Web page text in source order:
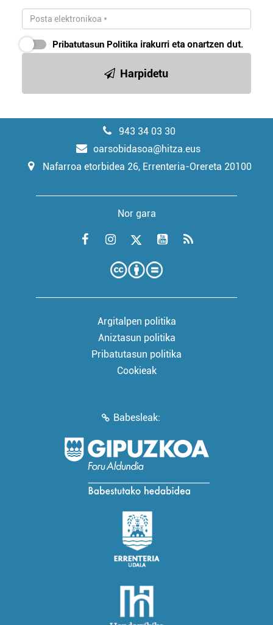
Pribatutasun Politika irakurri eta onartzen dut.
Harpidetu
943 34 03 30
oarsobidasoa@hitza.eus
Nafarroa etorbidea 26, Errenteria-Orereta 20100
Nor gara
Argitalpen politika
Aniztasun politika
Pribatutasun politika
Cookieak
Babesleak: